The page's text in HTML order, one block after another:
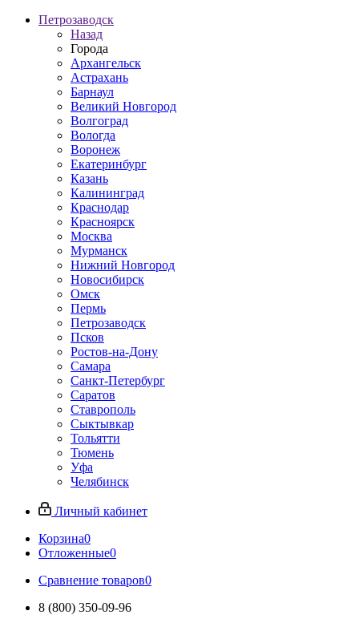
Петрозаводск
Назад
Города
Архангельск
Астрахань
Барнаул
Великий Новгород
Волгоград
Вологда
Воронеж
Екатеринбург
Казань
Калининград
Краснодар
Красноярск
Москва
Мурманск
Нижний Новгород
Новосибирск
Омск
Пермь
Петрозаводск
Псков
Ростов-на-Дону
Самара
Санкт-Петербург
Саратов
Ставрополь
Сыктывкар
Тольятти
Тюмень
Уфа
Челябинск
Личный кабинет
Корзина0
Отложенные0
Сравнение товаров0
8 (800) 350-09-96